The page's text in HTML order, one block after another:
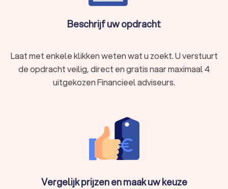
Beschrijf uw opdracht
Laat met enkele klikken weten wat u zoekt. U verstuurt
de opdracht veilig, direct en gratis naar maximaal 4
uitgekozen Financieel adviseurs.
Vergelijk prijzen en maak uw keuze